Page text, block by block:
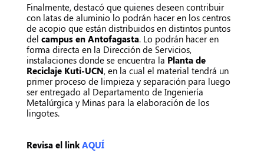
Finalmente, destacó que quienes deseen contribuir
con latas de aluminio lo podrán hacer en los centros
de acopio que están distribuidos en distintos puntos
del campus en Antofagasta. Lo podrán hacer en
forma directa en la Dirección de Servicios,
instalaciones donde se encuentra la Planta de
Reciclaje Kuti-UCN, en la cual el material tendrá un
primer proceso de limpieza y separación para luego
ser entregado al Departamento de Ingeniería
Metalúrgica y Minas para la elaboración de los
lingotes.
Revisa el link AQUÍ